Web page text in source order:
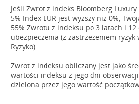
Jeśli Zwrot z indeks Bloomberg
5% Index EUR jest wyższy niż 0%,
55% Zwrotu z indeksu po 3 latach i 12
ubezpieczenia (z zastrzeżeniem ryzyk
Ryzyko).
Zwrot z indeksu obliczany jest jako
wartości indeksu z jego dni obserwacji
dzielona przez jego wartość